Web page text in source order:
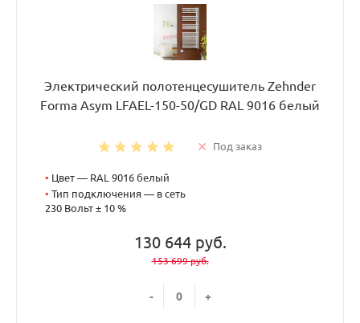
Электрический полотенцесушитель Zehnder
Forma Asym LFAEL-150-50/GD RAL 9016 белый
Под заказ
• Цвет — RAL 9016 белый
• Тип подключения — в сеть
230 Вольт ± 10 %
130 644 руб.
153 699 руб.
- +